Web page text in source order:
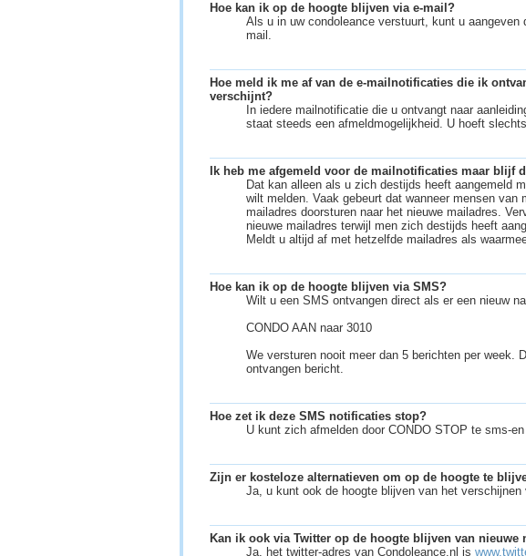
Hoe kan ik op de hoogte blijven via e-mail?
Als u in uw condoleance verstuurt, kunt u
mail.
Hoe meld ik me af van de e-mailnotificaties die ik
verschijnt?
In iedere mailnotificatie die u ontvangt naar
staat steeds een afmeldmogelijkheid. U hoeft
Ik heb me afgemeld voor de mailnotificaties maar blijf
Dat kan alleen als u zich destijds heeft aangemeld
wilt melden. Vaak gebeurt dat wanneer mensen van
mailadres doorsturen naar het nieuwe mailadres.
nieuwe mailadres terwijl men zich destijds heeft
Meldt u altijd af met hetzelfde mailadres als
Hoe kan ik op de hoogte blijven via SMS?
Wilt u een SMS ontvangen direct als er een nieuw
CONDO AAN naar 3010
We versturen nooit meer dan 5 berichten per week.
ontvangen bericht.
Hoe zet ik deze SMS notificaties stop?
U kunt zich afmelden door CONDO STOP te sms-en
Zijn er kosteloze alternatieven om op de hoogte te
Ja, u kunt ook de hoogte blijven van het
Kan ik ook via Twitter op de hoogte blijven van nieuwe
Ja, het twitter-adres van Condoleance.nl is